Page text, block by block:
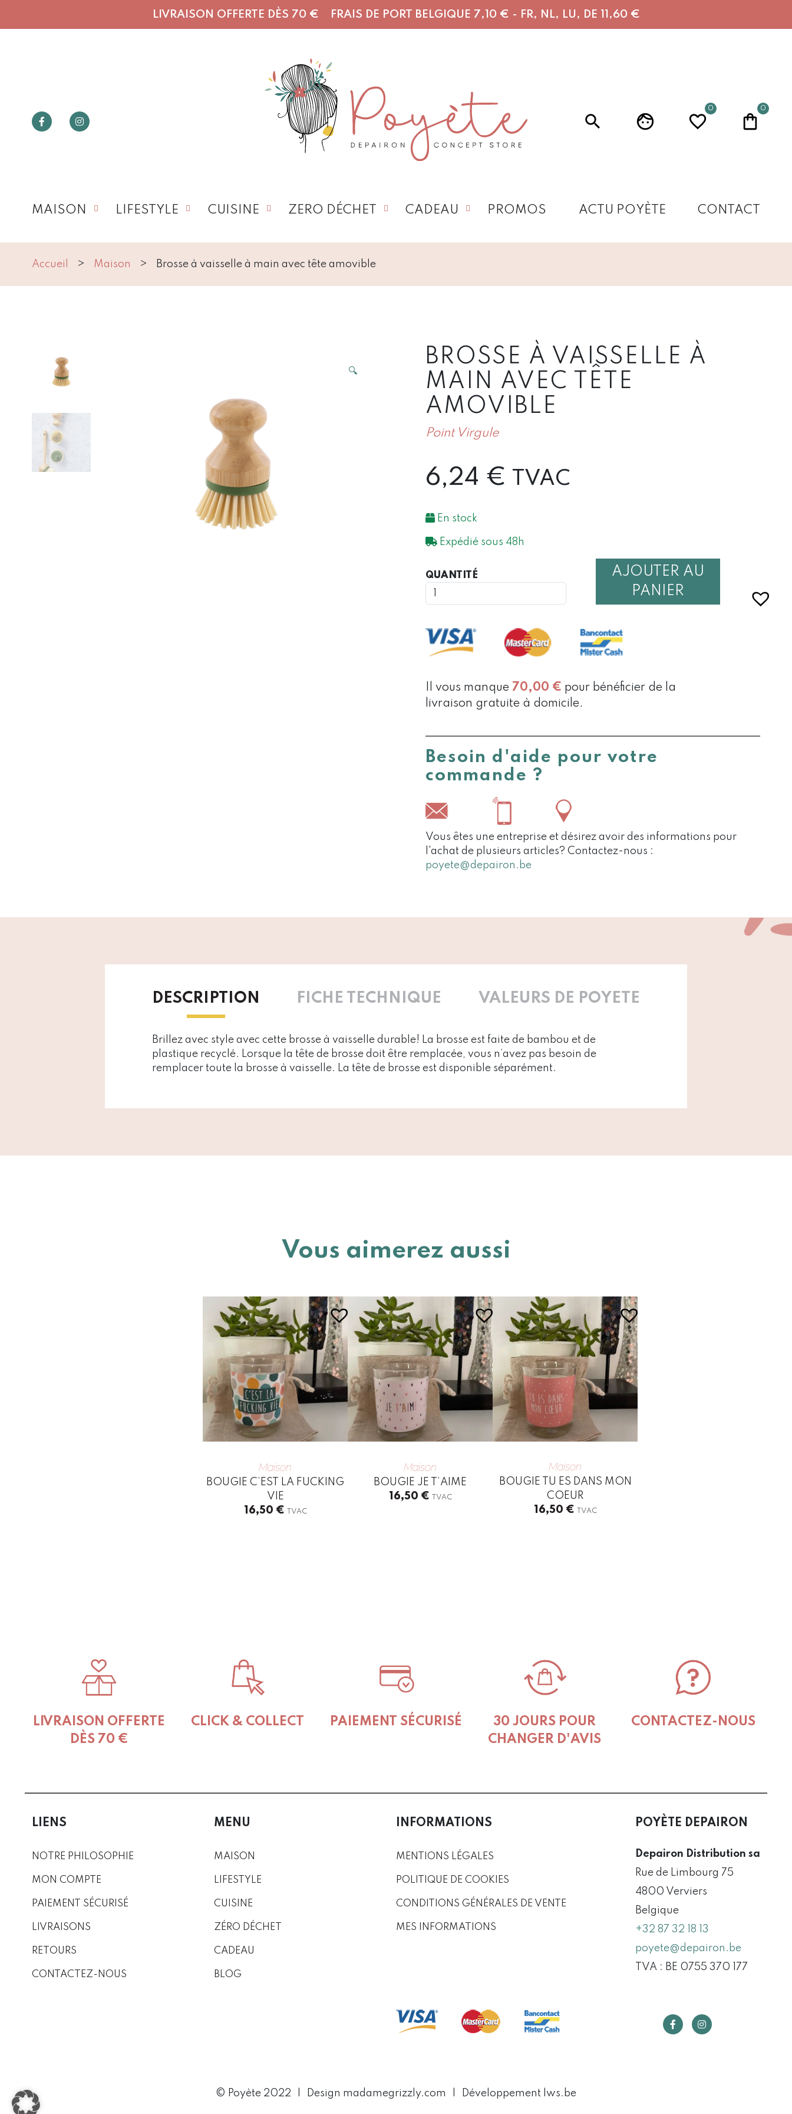
LIVRAISON OFFERTE DÈS 70 € FRAIS DE PORT BELGIQUE 7,10 € - FR, NL, LU, DE 11,60 €
0 0
MAISON LIFESTYLE CUISINE ZERO DÉCHET CADEAU PROMOS ACTU POYÈTE CONTACT
Accueil Maison Brosse à vaisselle à main avec tête amovible
🔍
BROSSE À VAISSELLE À
MAIN AVEC TÊTE
AMOVIBLE
Point Virgule
6,24 € TVAC
En stock
Expédié sous 48h
QUANTITÉ
MAIN
AMOVIBLE
AJOUTER AU
PANIER
Il vous manque 70,00 € pour bénéficier de la
livraison gratuite à domicile.
Besoin d'aide pour votre
commande ?
Vous êtes une entreprise et désirez avoir des informations pour
l'achat de plusieurs articles? Contactez-nous :
poyete@depairon.be
DESCRIPTION FICHE TECHNIQUE VALEURS DE POYETE
Brillez avec style avec cette brosse à vaisselle durable! La brosse est faite de bambou et de
plastique recyclé. Lorsque la tête de brosse doit être remplacée, vous n’avez pas besoin de
remplacer toute la brosse à vaisselle. La tête de brosse est disponible séparément.
Vous aimerez aussi
Maison
BOUGIE C’EST LA FUCKING
VIE
16,50 € TVAC
Maison
BOUGIE JE T’AIME
16,50 € TVAC
Maison
BOUGIE TU ES DANS MON
COEUR
16,50 € TVAC
LIVRAISON OFFERTE
DÈS 70 €
CLICK & COLLECT PAIEMENT SÉCURISÉ
30 JOURS POUR
CHANGER D'AVIS
CONTACTEZ-NOUS
LIENS
NOTRE PHILOSOPHIE
MON COMPTE
PAIEMENT SÉCURISÉ
LIVRAISONS
RETOURS
CONTACTEZ-NOUS
MENU
MAISON
LIFESTYLE
CUISINE
ZÉRO DÉCHET
CADEAU
BLOG
INFORMATIONS
MENTIONS LÉGALES
POLITIQUE DE COOKIES
CONDITIONS GÉNÉRALES DE VENTE
MES INFORMATIONS
POYÈTE DEPAIRON
Depairon Distribution sa
Rue de Limbourg 75
4800 Verviers
Belgique
+32 87 32 18 13
poyete@depairon.be
TVA : BE 0755 370 177
© Poyète 2022 Design madamegrizzly.com Développement lws.be